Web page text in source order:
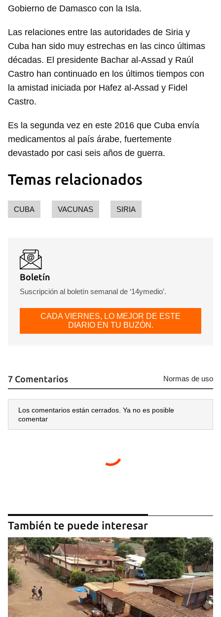
Guardar como favorito
Gobierno de Damasco con la Isla.
Las relaciones entre las autoridades de Siria y
Cuba han sido muy estrechas en las cinco últimas
décadas. El presidente Bachar al-Assad y Raúl
Castro han continuado en los últimos tiempos con
la amistad iniciada por Hafez al-Assad y Fidel
Castro.
Es la segunda vez en este 2016 que Cuba envía
medicamentos al país árabe, fuertemente
devastado por casi seis años de guerra.
Temas relacionados
CUBA VACUNAS SIRIA
Boletín
Suscripción al boletín semanal de ‘14ymedio’.
CADA VIERNES, LO MEJOR DE ESTE
DIARIO EN TU BUZÓN.
7 Comentarios Normas de uso
Los comentarios están cerrados. Ya no es posible
comentar
También te puede interesar